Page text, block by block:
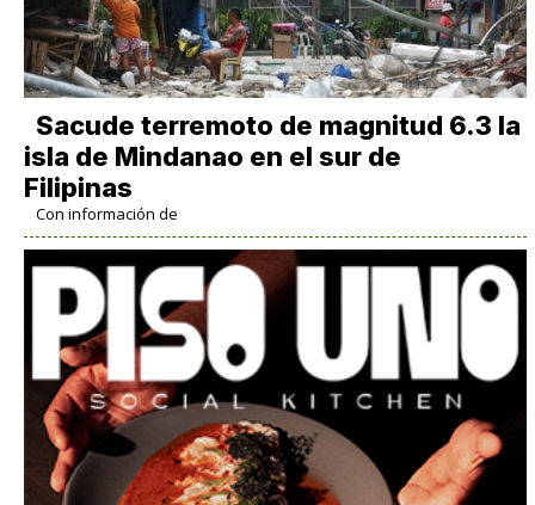
Sacude terremoto de magnitud 6.3 la
isla de Mindanao en el sur de
Filipinas
Con información de